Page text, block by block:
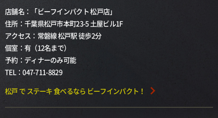
店舗名：「ビーフインパクト 松戸店」
住所：千葉県松戸市本町23-5 土屋ビル1F
アクセス：常磐線 松戸駅 徒歩2分
個室：有（12名まで）
予約：ディナーのみ可能
TEL：047-711-8829
松戸 で ステーキ 食べるなら ビーフインパクト！